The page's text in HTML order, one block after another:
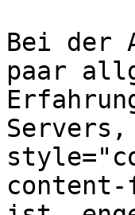
Bei der
paar
Servers,